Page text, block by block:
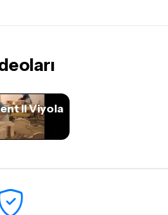
II Viyola